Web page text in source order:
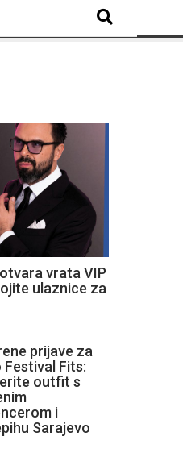
vrata VIP
ulaznice za
prijave za
Festival Fits:
outfit s
i
Sarajevo